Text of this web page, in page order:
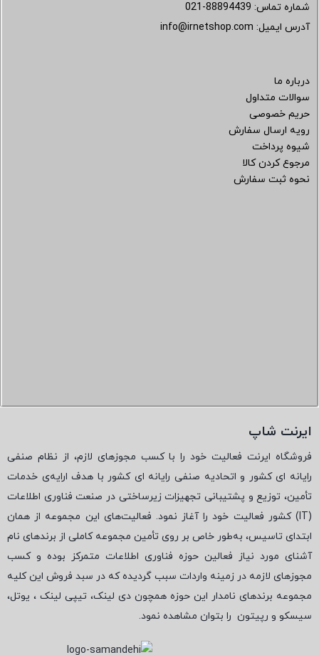
شماره تماس: 021-88894439
آدرس ایمیل: info@irnetshop.com
درباره ما
سوالات متداول
حریم خصوصی
رویه ارسال سفارش
شیوه پرداخت
مرجوع کردن کالا
نحوه ثبت سفارش
ایرنت شاپ
فروشگاه ایرنت فعالیت خود را با کسب مجوزهای لازم، از نظام صنفی
رایانه ای کشور و اتحادیه صنفی رایانه ای کشور با هدف ارایه‌ی خدمات
تأمین، توزیع و پشتیبانی تجهیزات زیرساختی در صنعت فناوری اطلاعات
(
IT) کشور فعالیت خود را آغاز نمود. فعالیت‌های این مجموعه از همان
ابتدای تاسیس، به‌طور خاص بر روی تأمین مجموعه کاملی از برندهای نام
آشنای مورد نیاز فعالین حوزه فناوری اطلاعات متمرکز بوده و کسب
مجوزهای لازمه در زمینه واردات سبب گردیده که در سبد فروش این کلیه
مجموعه برندهای نامدار این حوزه همچون دی لینک، تیپی لینک ، یوتل،
سیسکو و رپیتون را بتوان مشاهده نمود.